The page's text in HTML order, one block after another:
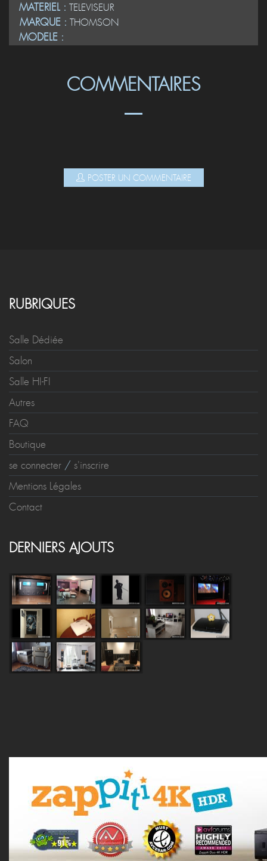
MATERIEL : TELEVISEUR
MARQUE : THOMSON
MODELE :
COMMENTAIRES
POSTER UN COMMENTAIRE
RUBRIQUES
Salle Dédiée
Salon
Salle HI-FI
Autres
FAQ
Boutique
se connecter / s'inscrire
Mentions Légales
Contact
DERNIERS AJOUTS